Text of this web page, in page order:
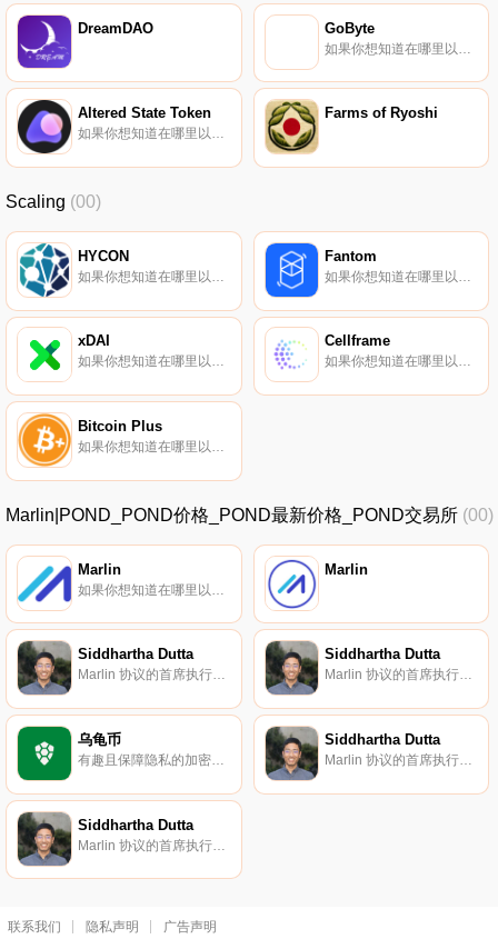
DreamDAO GoByte
Altered State Token
如果你想知道在哪里以当前价格购买Altered State Token,目前交易{Altered State Token]股票的顶级加密货币交易所是CoinW、Gate.io、MEXC、BKEX和CoinEx。您可以在我们的加密货币交易所页面上找到其他列表.
Farms of Ryoshi
Scaling (00)
HYCON Fantom
xDAI
如果你想知道在哪里以当前价格购买xDAI,目前交易{xDAI]股票的顶级加密货币交易所是AscendEX（BitMax）和OpenOcean。您可以在我们的加密货币交易所页面上找到其他列表。xDAI与以太坊的DAI代币1:1创建,并桥接到Gnosis链.
Cellframe
如果你想知道在哪里以当前价格购买Cellframe,目前交易{Cellframe]股票的顶级加密货币交易所是Gate.io、Uniswap（V3）和Uniswap。您可以在我们的加密货币交易所页面上找到其他列表.
Bitcoin Plus
如果你想知道在哪里以当前价格购买Bitcoin Plus,目前交易{Bitcoin Plus]股票的顶级加密货币交易所是Mercatox、SouthXchange、Graviex和FreiExchange。您可以在我们的加密货币交易所页面上找到其他列表.
Marlin|POND_POND价格_POND最新价格_POND交易所 (00)
Marlin Marlin
Siddhartha Dutta
Marlin 协议的首席执行官。
Siddhartha Dutta
Marlin 协议的首席执行官。
乌龟币
有趣且保障隐私的加密货币。
Siddhartha Dutta
Marlin 协议的首席执行官。
Siddhartha Dutta
Marlin 协议的首席执行官。
联系我们 隐私声明 广告声明